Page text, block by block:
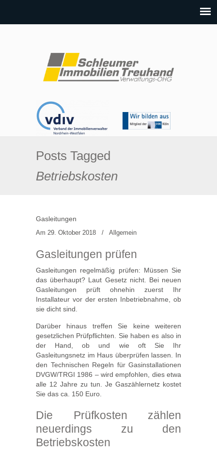
Posts Tagged
Betriebskosten
Gasleitungen
Am 29. Oktober 2018 / Allgemein
Gasleitungen prüfen
Gasleitungen regelmäßig prüfen: Müssen Sie
das überhaupt? Laut Gesetz nicht. Bei neuen
Gasleitungen prüft ohnehin zuerst Ihr
Installateur vor der ersten Inbetriebnahme, ob
sie dicht sind.
Darüber hinaus treffen Sie keine weiteren
gesetzlichen Prüfpflichten. Sie haben es also in
der Hand, ob und wie oft Sie Ihr
Gasleitungsnetz im Haus überprüfen lassen. In
den Technischen Regeln für Gasinstallationen
DVGW/TRGI 1986 – wird empfohlen, dies etwa
alle 12 Jahre zu tun. Je Gaszählernetz kostet
Sie das ca. 150 Euro.
Die Prüfkosten zählen
neuerdings zu den
Betriebskosten